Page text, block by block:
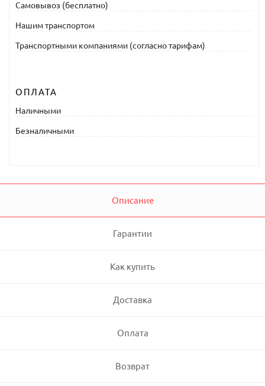
Самовывоз (бесплатно)
Нашим транспортом
Транспортными компаниями (согласно тарифам)
ОПЛАТА
Наличными
Безналичными
Описание
Гарантии
Как купить
Доставка
Оплата
Возврат